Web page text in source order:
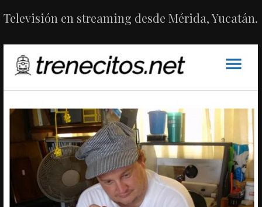
Televisión en streaming desde Mérida, Yucatán.